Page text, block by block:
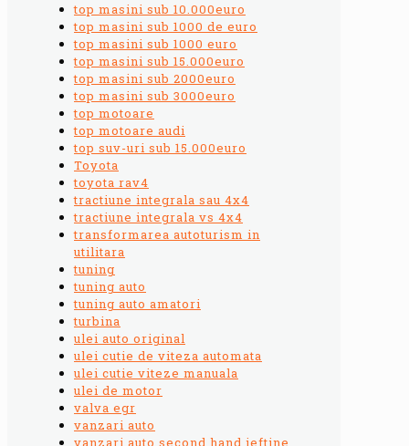
top masini sub 10.000euro
top masini sub 1000 de euro
top masini sub 1000 euro
top masini sub 15.000euro
top masini sub 2000euro
top masini sub 3000euro
top motoare
top motoare audi
top suv-uri sub 15.000euro
Toyota
toyota rav4
tractiune integrala sau 4x4
tractiune integrala vs 4x4
transformarea autoturism in
utilitara
tuning
tuning auto
tuning auto amatori
turbina
ulei auto original
ulei cutie de viteza automata
ulei cutie viteze manuala
ulei de motor
valva egr
vanzari auto
vanzari auto second hand ieftine